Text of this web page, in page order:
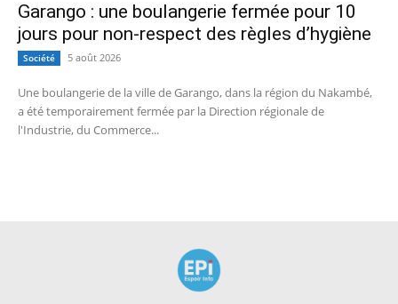
Garango : une boulangerie fermée pour 10
jours pour non-respect des règles d’hygiène
Société 5 août 2026
Une boulangerie de la ville de Garango, dans la région du Nakambé,
a été temporairement fermée par la Direction régionale de
l'Industrie, du Commerce...